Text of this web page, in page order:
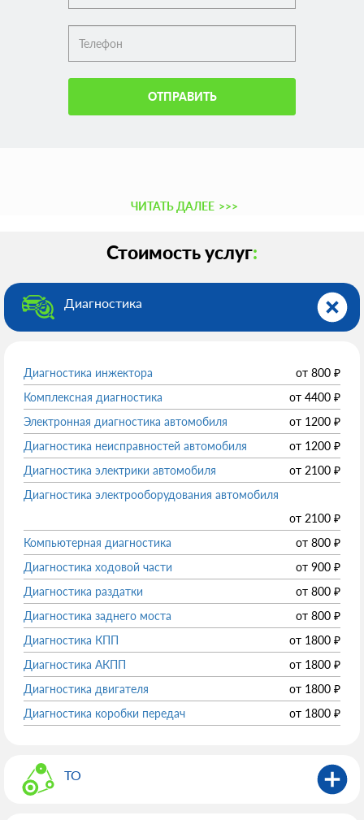
ОТПРАВИТЬ
ЧИТАТЬ ДАЛЕЕ >>>
Стоимость услуг:
Диагностика
Диагностика инжектора от 800 ₽
Комплексная диагностика
от 4400 ₽
Электронная диагностика автомобиля
от 1200 ₽
Диагностика неисправностей автомобиля
от 1200 ₽
Диагностика электрики автомобиля
от 2100 ₽
Диагностика электрооборудования автомобиля
от 2100 ₽
Компьютерная диагностика
от 800 ₽
Диагностика ходовой части
от 900 ₽
Диагностика раздатки
от 800 ₽
Диагностика заднего моста
от 800 ₽
Диагностика КПП
от 1800 ₽
Диагностика АКПП
от 1800 ₽
Диагностика двигателя
от 1800 ₽
Диагностика коробки передач
от 1800 ₽
ТО